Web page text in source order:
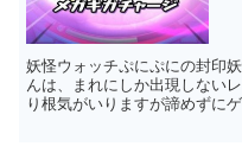
妖怪ウォッチぷにぷにの封印
んは、まれにしか出現しない
り根気がいりますが諦めずに